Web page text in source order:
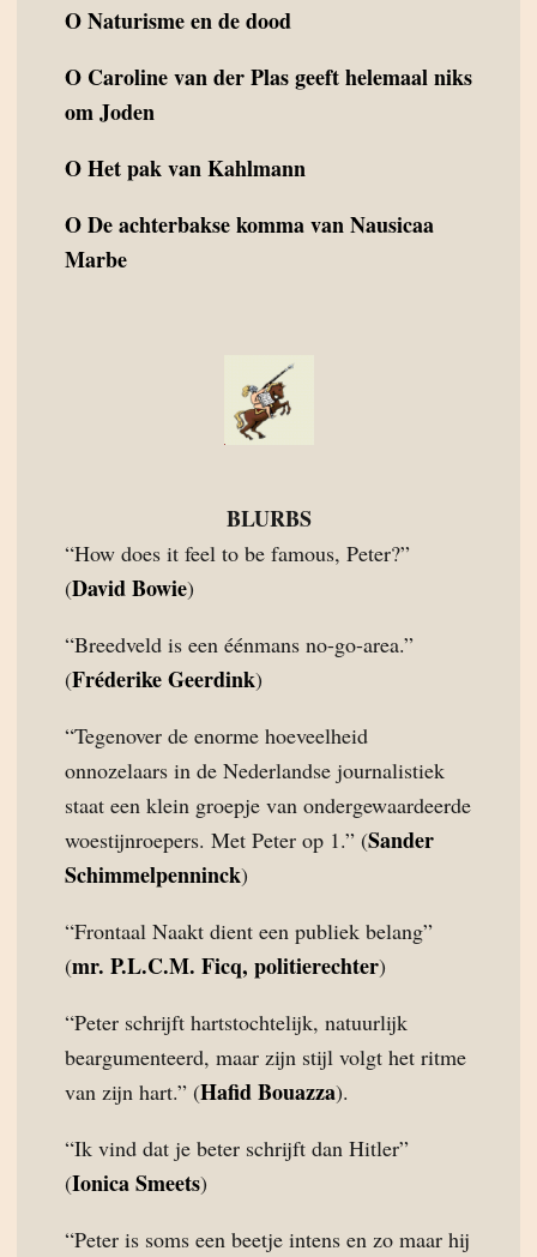
ONaturisme en de dood
O Caroline van der Plas geeft helemaal niks
om Joden
OHet pak van Kahlmann
ODe achterbakse komma van Nausicaa
Marbe
BLURBS
“How does it feel to be famous, Peter?”
(David Bowie)
“Breedveld is een éénmans no-go-area.”
(Fréderike Geerdink)
“Tegenover de enorme hoeveelheid
onnozelaars in de Nederlandse journalistiek
staat een klein groepje van ondergewaardeerde
woestijnroepers. Met Peter op 1.” (Sander
Schimmelpenninck)
“Frontaal Naakt dient een publiek belang”
(mr. P.L.C.M. Ficq, politierechter)
“Peter schrijft hartstochtelijk, natuurlijk
beargumenteerd, maar zijn stijl volgt het ritme
van zijn hart.” (Hafid Bouazza).
“Ik vind dat je beter schrijft dan Hitler”
(Ionica Smeets)
“Peter is soms een beetje intens en zo maar hij